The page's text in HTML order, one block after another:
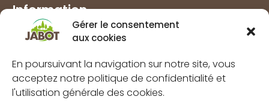
Gérer le consentement
aux cookies
En poursuivant la navigation sur notre site, vous
acceptez notre politique de confidentialité et
l'utilisation générale des cookies.
Information
Marques
FAQs
Mentions légales